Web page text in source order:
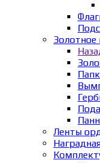
Золотное
Ленты